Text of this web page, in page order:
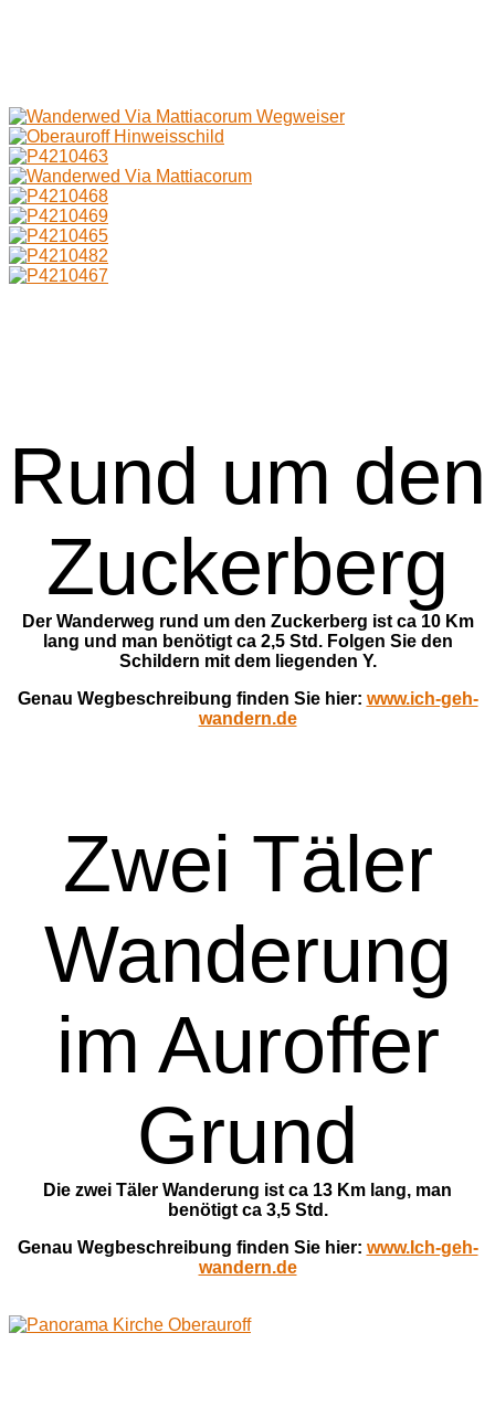
Rund um den
Zuckerberg
Der Wanderweg rund um den Zuckerberg ist ca 10 Km
lang und man benötigt ca 2,5 Std. Folgen Sie den
Schildern mit dem liegenden Y.
Genau Wegbeschreibung finden Sie hier: www.ich-geh-
wandern.de
Zwei Täler
Wanderung
im Auroffer
Grund
Die zwei Täler Wanderung ist ca 13 Km lang, man
benötigt ca 3,5 Std.
Genau Wegbeschreibung finden Sie hier: www.Ich-geh-
wandern.de